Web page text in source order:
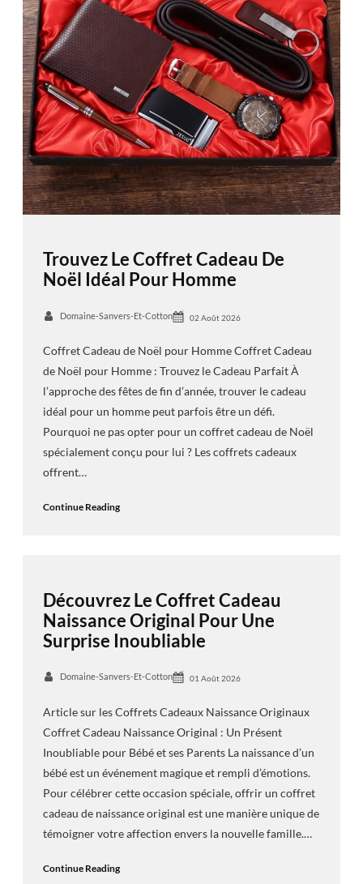
Trouvez Le Coffret Cadeau De
Noël Idéal Pour Homme
Domaine-Sanvers-Et-Cotton 02 Août 2026
Coffret Cadeau de Noël pour Homme Coffret Cadeau
de Noël pour Homme : Trouvez le Cadeau Parfait À
l’approche des fêtes de fin d’année, trouver le cadeau
idéal pour un homme peut parfois être un défi.
Pourquoi ne pas opter pour un coffret cadeau de Noël
spécialement conçu pour lui ? Les coffrets cadeaux
offrent…
Continue Reading
Découvrez Le Coffret Cadeau
Naissance Original Pour Une
Surprise Inoubliable
Domaine-Sanvers-Et-Cotton 01 Août 2026
Article sur les Coffrets Cadeaux Naissance Originaux
Coffret Cadeau Naissance Original : Un Présent
Inoubliable pour Bébé et ses Parents La naissance d’un
bébé est un événement magique et rempli d’émotions.
Pour célébrer cette occasion spéciale, offrir un coffret
cadeau de naissance original est une manière unique de
témoigner votre affection envers la nouvelle famille.…
Continue Reading